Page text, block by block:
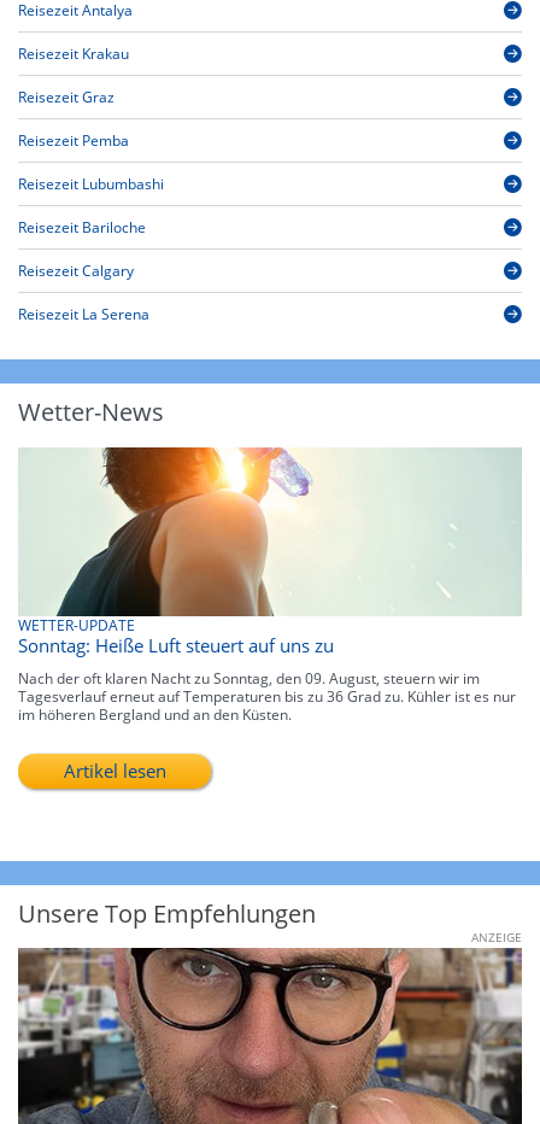
Reisezeit Antalya
Reisezeit Krakau
Reisezeit Graz
Reisezeit Pemba
Reisezeit Lubumbashi
Reisezeit Bariloche
Reisezeit Calgary
Reisezeit La Serena
Wetter-News
WETTER-UPDATE
Sonntag: Heiße Luft steuert auf uns zu
Nach der oft klaren Nacht zu Sonntag, den 09. August, steuern wir im
Tagesverlauf erneut auf Temperaturen bis zu 36 Grad zu. Kühler ist es nur
im höheren Bergland und an den Küsten.
Artikel lesen
Unsere Top Empfehlungen
ANZEIGE